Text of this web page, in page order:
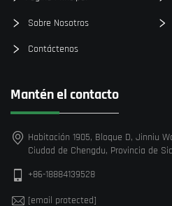
Sobre Nosotros
Contáctenos
Mantén el contacto
Habitación 1905, Bloque D, Jinniu
Ciudad de Chengdu, Provincia de
+86-18884139528
[email protected]